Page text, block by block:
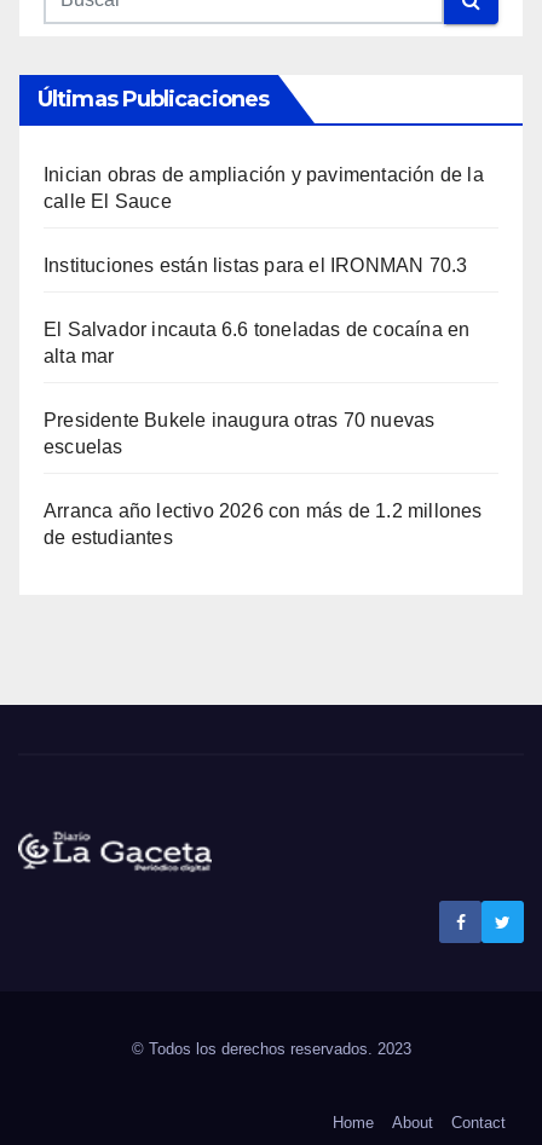
Últimas Publicaciones
Inician obras de ampliación y pavimentación de la
calle El Sauce
Instituciones están listas para el IRONMAN 70.3
El Salvador incauta 6.6 toneladas de cocaína en
alta mar
Presidente Bukele inaugura otras 70 nuevas
escuelas
Arranca año lectivo 2026 con más de 1.2 millones
de estudiantes
© Todos los derechos reservados. 2023
Home About Contact